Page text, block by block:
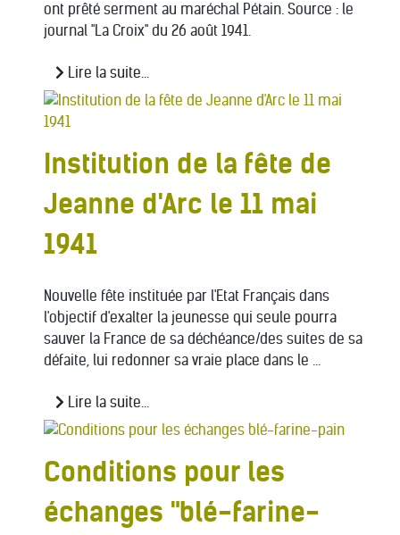
ont prêté serment au maréchal Pétain. Source : le
journal "La Croix" du 26 août 1941.
Lire la suite...
Institution de la fête de
Jeanne d'Arc le 11 mai
1941
Nouvelle fête instituée par l'Etat Français dans
l'objectif d'exalter la jeunesse qui seule pourra
sauver la France de sa déchéance/des suites de sa
défaite, lui redonner sa vraie place dans le ...
Lire la suite...
Conditions pour les
échanges "blé-farine-